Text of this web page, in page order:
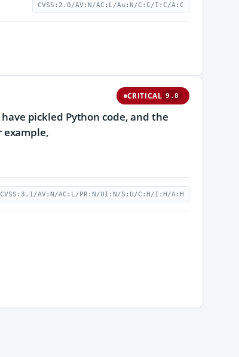
CVSS:2.0/AV:N/AC:L/Au:N/C:C/I:C/A:C
CRITICAL 9.8
pickled Python code, and the
example,
AV:N/AC:L/PR:N/UI:N/S:U/C:H/I:H/A:H